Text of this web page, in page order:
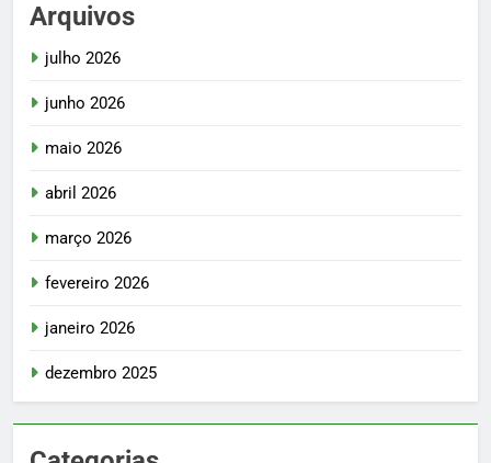
Arquivos
julho 2026
junho 2026
maio 2026
abril 2026
março 2026
fevereiro 2026
janeiro 2026
dezembro 2025